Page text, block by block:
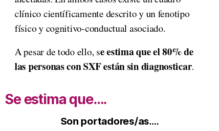
clínico científicamente descrito y un fenotipo
físico y cognitivo-conductual asociado.
A pesar de todo ello, se estima que el 80% de
las personas con SXF están sin diagnosticar.
Se estima que....
Son portadores/as….